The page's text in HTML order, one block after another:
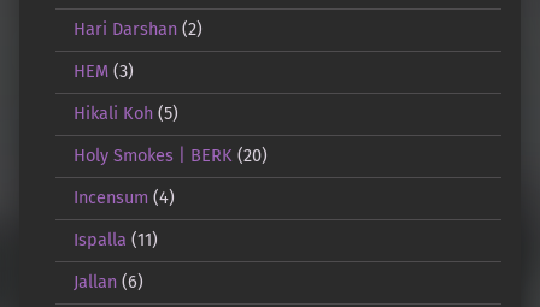
Hari Darshan(2)
HEM(3)
Hikali Koh(5)
Holy Smokes | BERK(20)
Incensum (4)
Ispalla (11)
Jallan(6)